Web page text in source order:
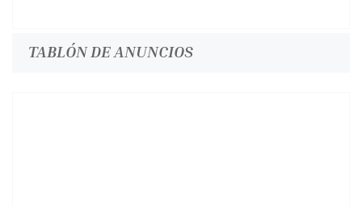
TABLÓN DE ANUNCIOS